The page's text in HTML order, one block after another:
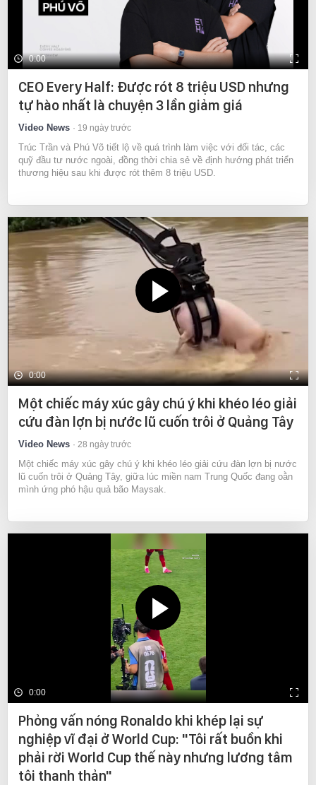
0:00
CEO Every Half: Được rót 8 triệu USD nhưng
tự hào nhất là chuyện 3 lần giảm giá
Video News 19 ngày trước
Trúc Trần và Phú Võ tiết lộ về quá trình làm việc với đối tác, các
quỹ đầu tư nước ngoài, đồng thời chia sẻ về định hướng phát triển
thương hiệu sau khi được rót thêm 8 triệu USD.
0:00
Một chiếc máy xúc gây chú ý khi khéo léo giải
cứu đàn lợn bị nước lũ cuốn trôi ở Quảng Tây
Video News 28 ngày trước
Một chiếc máy xúc gây chú ý khi khéo léo giải cứu đàn lợn bị nước
lũ cuốn trôi ở Quảng Tây, giữa lúc miền nam Trung Quốc đang oằn
mình ứng phó hậu quả bão Maysak.
0:00
Phỏng vấn nóng Ronaldo khi khép lại sự
nghiệp vĩ đại ở World Cup: "Tôi rất buồn khi
phải rời World Cup thế này nhưng lương tâm
tôi thanh thản"